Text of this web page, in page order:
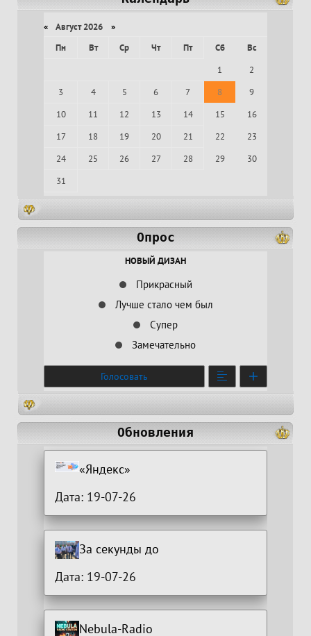
« Август 2026 »
Пн
Вт Ср Чт Пт Сб
Вс
1
2
3
4 5 6 7 8
9
10
11 12 13 14 15
16
17
18 19 20 21 22
23
24
25 26 27 28 29
30
31
Опрос
НОВЫЙ ДИЗАН
Прикрасный
Лучше стало чем был
Супер
Замечательно
Голосовать
Обновления
«Яндекс»
Дата: 19-07-26
За секунды до
Дата: 19-07-26
Nebula-Radio